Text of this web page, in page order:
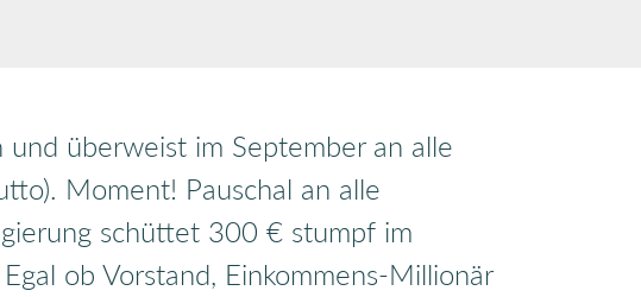
überweist im September an alle
Moment! Pauschal an alle
schüttet 300 € stumpf im
ob Vorstand, Einkommens-Millionär